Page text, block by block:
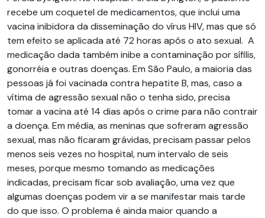
recebe um coquetel de medicamentos, que inclui uma
vacina inibidora da disseminação do vírus HIV, mas que só
tem efeito se aplicada até 72 horas após o ato sexual. A
medicação dada também inibe a contaminação por sífilis,
gonorréia e outras doenças. Em São Paulo, a maioria das
pessoas já foi vacinada contra hepatite B, mas, caso a
vítima de agressão sexual não o tenha sido, precisa
tomar a vacina até 14 dias após o crime para não contrair
a doença. Em média, as meninas que sofreram agressão
sexual, mas não ficaram grávidas, precisam passar pelos
menos seis vezes no hospital, num intervalo de seis
meses, porque mesmo tomando as medicações
indicadas, precisam ficar sob avaliação, uma vez que
algumas doenças podem vir a se manifestar mais tarde
do que isso. O problema é ainda maior quando a